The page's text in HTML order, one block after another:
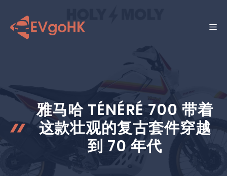
菜
雅马哈 TÉNÉRÉ 700 带着
这款壮观的复古套件穿越
到 70 年代